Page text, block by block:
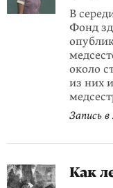
В
Фонд
около
из них
Запись
Как